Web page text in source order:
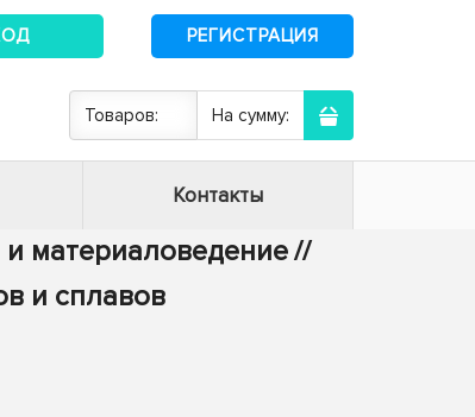
РЕГИСТРАЦИЯ
Товаров: На сумму:
Контакты
и материаловедение//
и сплавов